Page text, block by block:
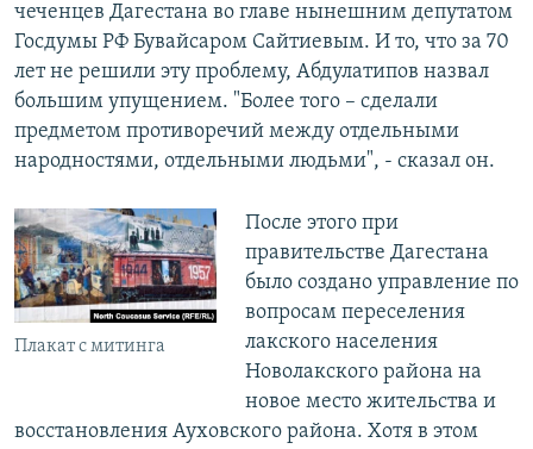
чеченцев Дагестана во главе нынешним депутатом
Госдумы РФ Бувайсаром Сайтиевым. И то, что за 70
лет не решили эту проблему, Абдулатипов назвал
большим упущением. "Более того – сделали
предметом противоречий между отдельными
народностями, отдельными людьми", - сказал он.
Плакат с митинга
После этого при
правительстве Дагестана
было создано управление по
вопросам переселения
лакского населения
Новолакского района на
новое место жительства и
восстановления Ауховского района. Хотя в этом